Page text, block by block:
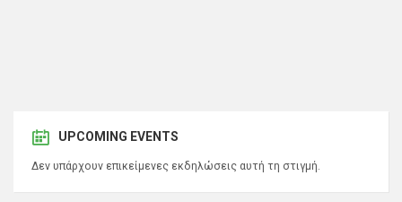
UPCOMING EVENTS
Δεν υπάρχουν επικείμενες εκδηλώσεις αυτή τη στιγμή.